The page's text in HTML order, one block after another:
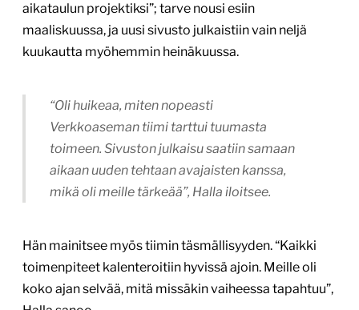
aikataulun projektiksi”; tarve nousi esiin
maaliskuussa, ja uusi sivusto julkaistiin vain neljä
kuukautta myöhemmin heinäkuussa.
“Oli huikeaa, miten nopeasti
Verkkoaseman tiimi tarttui tuumasta
toimeen. Sivuston julkaisu saatiin samaan
aikaan uuden tehtaan avajaisten kanssa,
mikä oli meille tärkeää”, Halla iloitsee.
Hän mainitsee myös tiimin täsmällisyyden. “Kaikki
toimenpiteet kalenteroitiin hyvissä ajoin. Meille oli
koko ajan selvää, mitä missäkin vaiheessa tapahtuu”,